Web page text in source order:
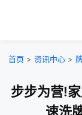
首页 > 资讯中心 >
步步为营!
速洗